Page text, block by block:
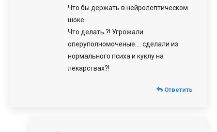
Что бы держать в нейролептическом
шоке…..
Что делать ?! Угрожали
оперуполномоченые…. сделали из
нормального психа и куклу на
лекарствах?!
Ответить